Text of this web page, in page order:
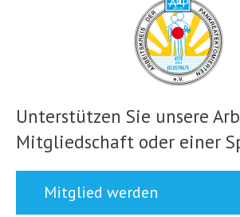
Unterstützen Sie unsere
Mitgliedschaft oder einer
Mitglied werden